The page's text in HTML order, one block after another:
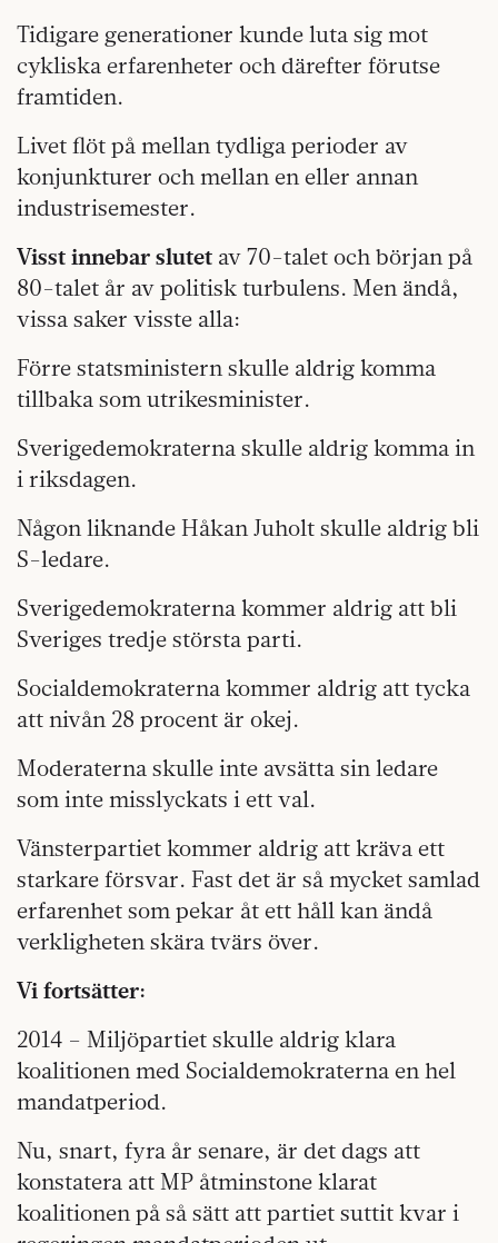
Tidigare generationer kunde luta sig mot
cykliska erfarenheter och därefter förutse
framtiden.
Livet flöt på mellan tydliga perioder av
konjunkturer och mellan en eller annan
industrisemester.
Visst innebar slutet av 70-talet och början på
80-talet år av politisk turbulens. Men ändå,
vissa saker visste alla:
Förre statsministern skulle aldrig komma
tillbaka som utrikesminister.
Sverigedemokraterna skulle aldrig komma in
i riksdagen.
Någon liknande Håkan Juholt skulle aldrig bli
S-ledare.
Sverigedemokraterna kommer aldrig att bli
Sveriges tredje största parti.
Socialdemokraterna kommer aldrig att tycka
att nivån 28 procent är okej.
Moderaterna skulle inte avsätta sin ledare
som inte misslyckats i ett val.
Vänsterpartiet kommer aldrig att kräva ett
starkare försvar. Fast det är så mycket samlad
erfarenhet som pekar åt ett håll kan ändå
verkligheten skära tvärs över.
Vi fortsätter:
2014 – Miljöpartiet skulle aldrig klara
koalitionen med Socialdemokraterna en hel
mandatperiod.
Nu, snart, fyra år senare, är det dags att
konstatera att MP åtminstone klarat
koalitionen på så sätt att partiet suttit kvar i